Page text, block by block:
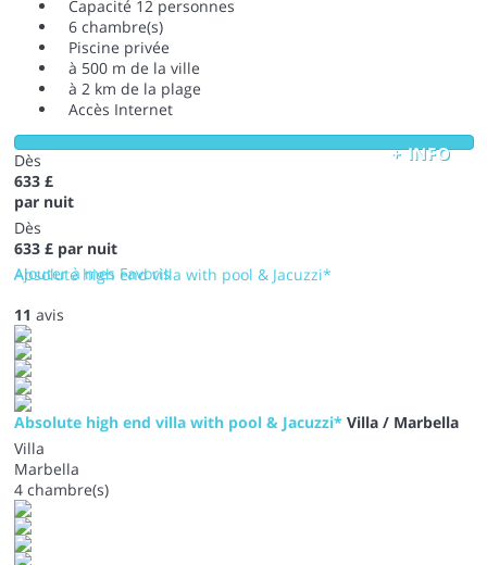
Capacité 12 personnes
6 chambre(s)
Piscine privée
à 500 m de la ville
à 2 km de la plage
Accès Internet
+ INFO
Dès
633 £
par nuit
Dès
633 £par nuit
Absolute high end villa with pool & Jacuzzi*
Ajouter à mes Favoris
11 avis
Absolute high end villa with pool & Jacuzzi* Villa / Marbella
Villa
Marbella
4 chambre(s)